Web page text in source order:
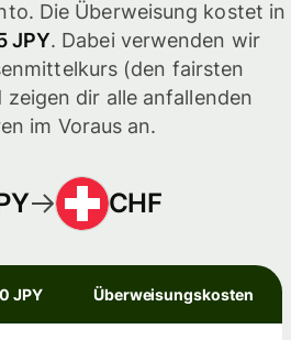
Die Überweisung kostet in
JPY. Dabei verwenden wir
(den fairsten
zeigen dir alle anfallenden
im Voraus an.
CHF
JPY Überweisungskosten